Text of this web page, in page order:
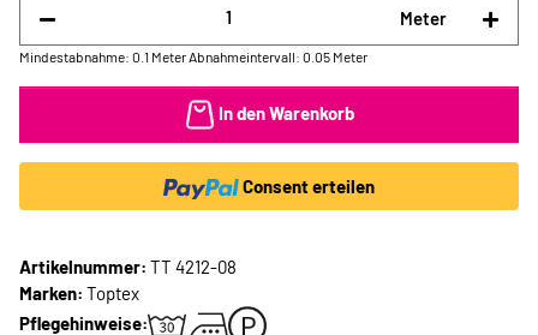
Meter
Mindestabnahme: 0.1 Meter Abnahmeintervall: 0.05 Meter
In den Warenkorb
Consent erteilen
Artikelnummer: TT 4212-08
Marken: Toptex
Pflegehinweise: